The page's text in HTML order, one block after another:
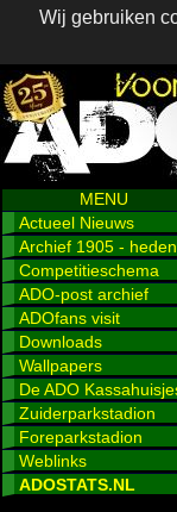
Wij gebruiken
MENU
Actueel Nieuws
Archief 1905 - heden
Competitieschema
ADO-post archief
ADOfans visit
Downloads
Wallpapers
De ADO
Zuiderparkstadion
Foreparkstadion
Weblinks
ADOSTATS.NL